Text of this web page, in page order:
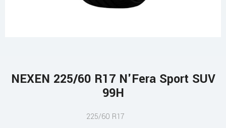
NEXEN 225/60 R17 N'Fera Sport SUV
99H
225/60 R17